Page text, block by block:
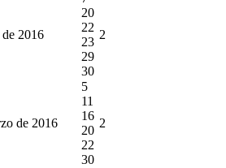
2016
20
22
23
29
30
2
de 2016
5
11
16
20
22
30
2